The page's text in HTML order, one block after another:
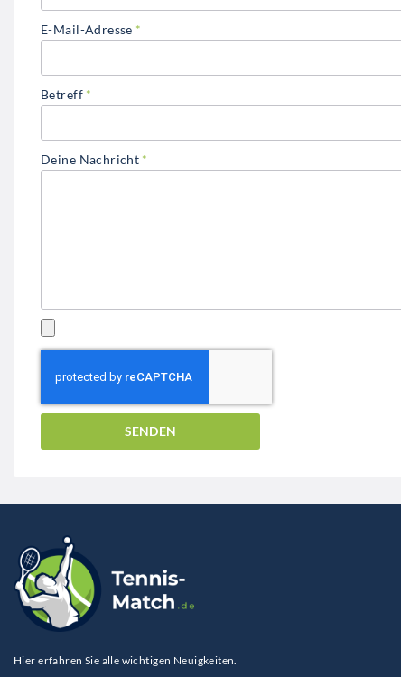
E-Mail-Adresse
Betreff
Deine Nachricht
SENDEN
Hier erfahren Sie alle wichtigen Neuigkeiten.